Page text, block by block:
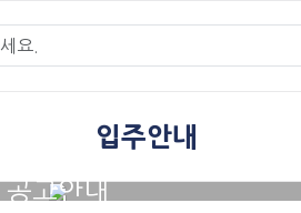
입주안내
공고안내